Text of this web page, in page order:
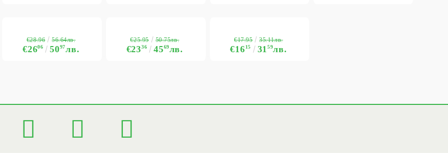
€2606 5097лв.
€28.96 56.64лв.
€2336 4569лв.
€25.95 50.75лв.
€1615 3159лв.
€17.95 35.11лв.